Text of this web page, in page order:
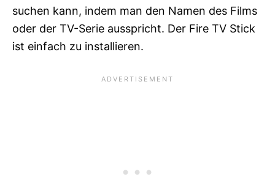
suchen kann, indem man den Namen des Films
oder der TV-Serie ausspricht. Der Fire TV Stick
ist einfach zu installieren.